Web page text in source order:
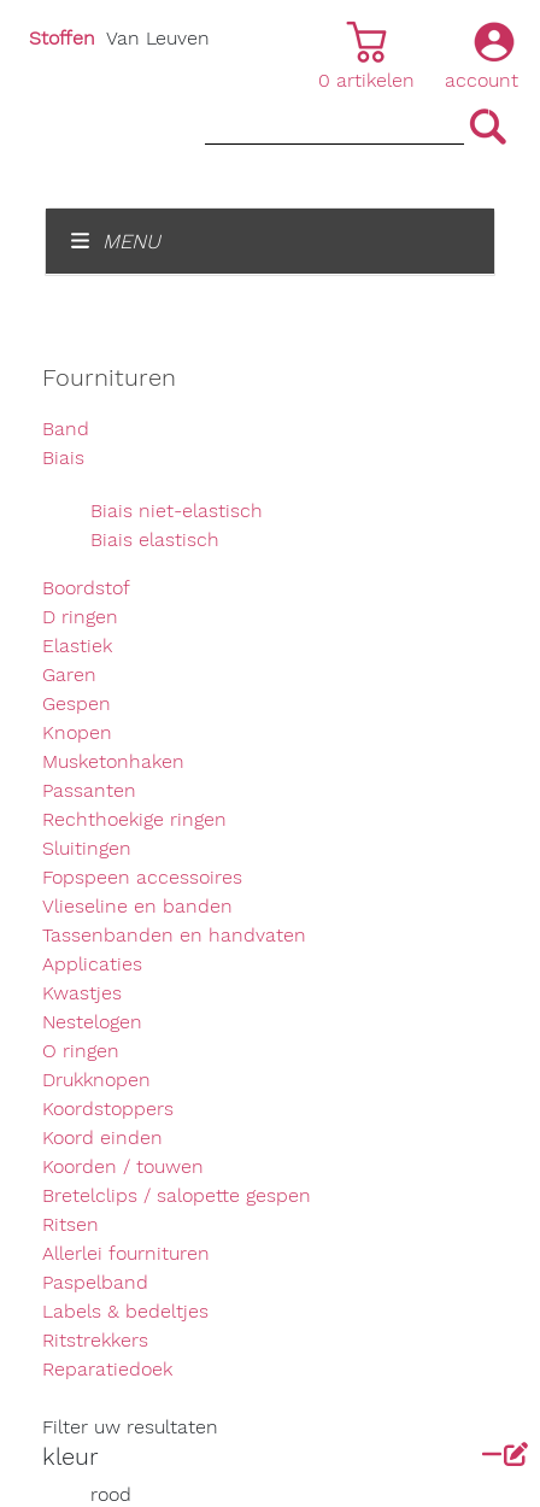
account
|
0 artikelen
Stoffen Van Leuven
MENU
Fournituren
Band
Biais
Biais niet-elastisch
Biais elastisch
Boordstof
D ringen
Elastiek
Garen
Gespen
Knopen
Musketonhaken
Passanten
Rechthoekige ringen
Sluitingen
Fopspeen accessoires
Vlieseline en banden
Tassenbanden en handvaten
Applicaties
Kwastjes
Nestelogen
O ringen
Drukknopen
Koordstoppers
Koord einden
Koorden / touwen
Bretelclips / salopette gespen
Ritsen
Allerlei fournituren
Paspelband
Labels & bedeltjes
Ritstrekkers
Reparatiedoek
Filter uw resultaten
kleur
rood